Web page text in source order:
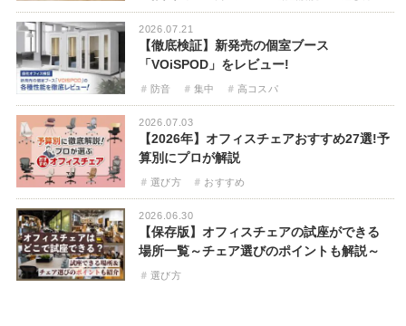
2026.07.21
【徹底検証】新発売の個室ブース
「VOiSPOD」をレビュー!
防音 集中 高コスパ
2026.07.03
【2026年】オフィスチェアおすすめ27選!予
算別にプロが解説
選び方 おすすめ
2026.06.30
【保存版】オフィスチェアの試座ができる
場所一覧～チェア選びのポイントも解説～
選び方